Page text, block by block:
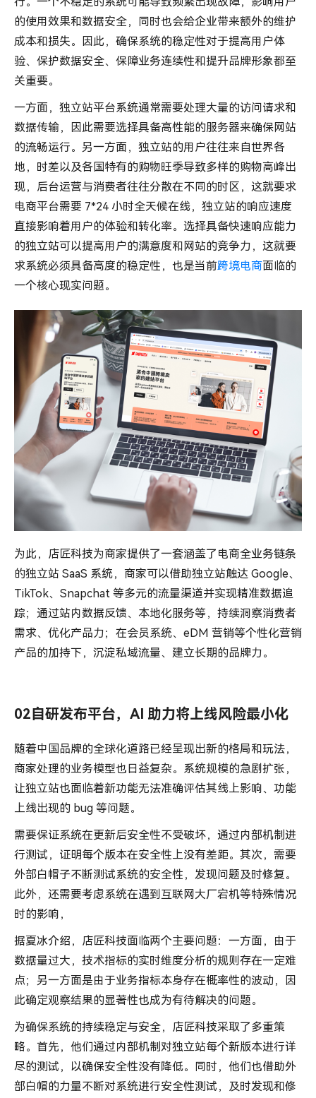
的使用效果和数据安全，同时也会给企业带来额外的维护
成本和损失。因此，确保系统的稳定性对于提高用户体
验、保护数据安全、保障业务连续性和提升品牌形象都至
关重要。
一方面，独立站平台系统通常需要处理大量的访问请求和
数据传输，因此需要选择具备高性能的服务器来确保网站
的流畅运行。另一方面，独立站的用户往往来自世界各
地，时差以及各国特有的购物旺季导致多样的购物高峰出
现，后台运营与消费者往往分散在不同的时区，这就要求
电商平台需要 7*24 小时全天候在线，独立站的响应速度
直接影响着用户的体验和转化率。选择具备快速响应能力
的独立站可以提高用户的满意度和网站的竞争力，这就要
求系统必须具备高度的稳定性，也是当前跨境电商面临的
一个核心现实问题。
为此，店匠科技为商家提供了一套涵盖了电商全业务链条
的独立站 SaaS 系统，商家可以借助独立站触达 Google、
TikTok、Snapchat 等多元的流量渠道并实现精准数据追
踪；通过站内数据反馈、本地化服务等，持续洞察消费者
需求、优化产品力；在会员系统、eDM 营销等个性化营销
产品的加持下，沉淀私域流量、建立长期的品牌力。
02自研发布平台，AI 助力将上线风险最小化
随着中国品牌的全球化道路已经呈现出新的格局和玩法，
商家处理的业务模型也日益复杂。系统规模的急剧扩张，
让独立站也面临着新功能无法准确评估其线上影响、功能
上线出现的 bug 等问题。
需要保证系统在更新后安全性不受破坏，通过内部机制进
行测试，证明每个版本在安全性上没有差距。其次，需要
外部白帽子不断测试系统的安全性，发现问题及时修复。
此外，还需要考虑系统在遇到互联网大厂宕机等特殊情况
时的影响，
据夏冰介绍，店匠科技面临两个主要问题：一方面，由于
数据量过大，技术指标的实时维度分析的规则存在一定难
点；另一方面是由于业务指标本身存在概率性的波动，因
此确定观察结果的显著性也成为有待解决的问题。
为确保系统的持续稳定与安全，店匠科技采取了多重策
略。首先，他们通过内部机制对独立站每个新版本进行详
尽的测试，以确保安全性没有降低。同时，他们也借助外
部白帽的力量不断对系统进行安全性测试，及时发现和修